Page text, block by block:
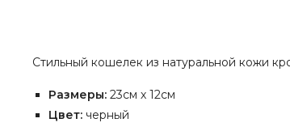
Стильный кошелек из натуральной кожи
Размеры: 23см х 12см
Цвет: черный